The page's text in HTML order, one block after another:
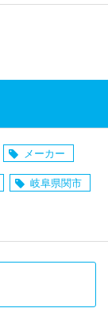
メーカー
岐阜県関市